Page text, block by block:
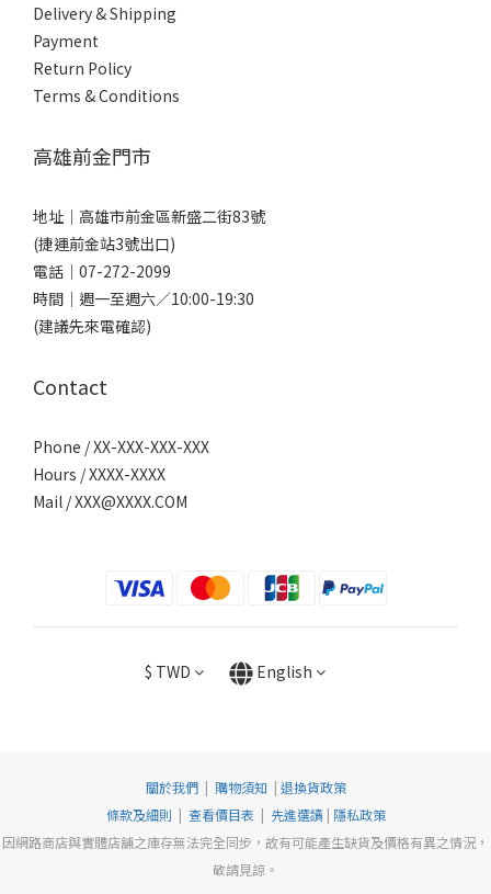
Delivery & Shipping
Payment
Return Policy
Terms & Conditions
高雄前金門市
地址｜ 高雄市前金區新盛二街83號
(捷運前金站3號出口)
電話｜ 07-272-2099
時間｜週一至週六／10:00-19:30
(建議先來電確認)
Contact
Phone / XX-XXX-XXX-XXX
Hours / XXXX-XXXX
Mail /XXX@XXXX.COM
$ TWD English
關於我們| 購物須知 | 退換貨政策
條款及細則 | 查看價目表 | 先進選讀 | 隱私政策
因網路商店與實體店舖之庫存無法完全同步，故有可能產生缺貨及價格有異之情況，
敬請見諒。